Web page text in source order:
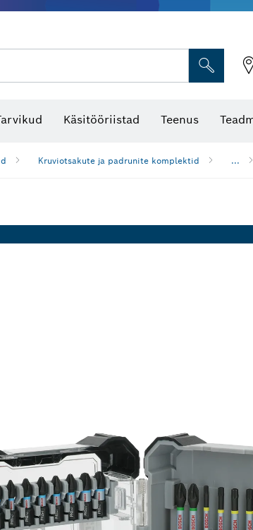
Käsitööriistad Teenus
Kruviotsakute ja padrunite komplektid ...